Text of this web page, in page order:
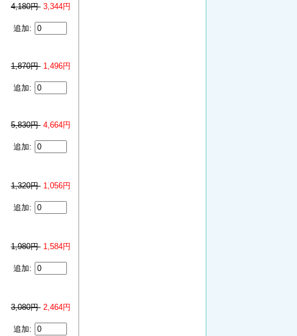
4,180円 3,344円
追加:
1,870円 1,496円
追加:
5,830円 4,664円
追加:
1,320円 1,056円
追加:
1,980円 1,584円
追加:
3,080円 2,464円
追加: